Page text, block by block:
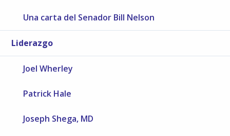
Una carta del Senador Bill Nelson
Liderazgo
Joel Wherley
Patrick Hale
Joseph Shega, MD